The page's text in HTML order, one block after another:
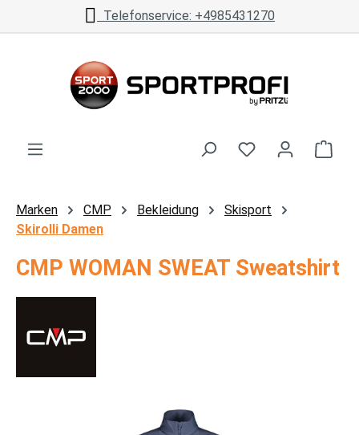
Zum Hauptinhalt springenTelefonservice: +4985431270
Marken CMP Bekleidung
Skisport
Skirolli Damen
CMP WOMAN SWEAT Sweatshirt